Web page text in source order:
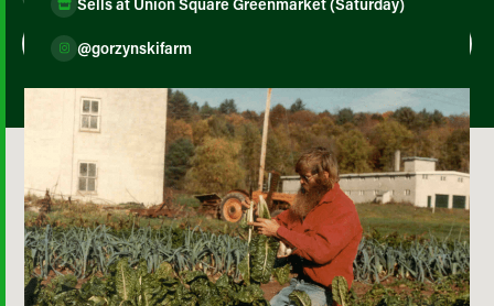
@gorzynskifarm